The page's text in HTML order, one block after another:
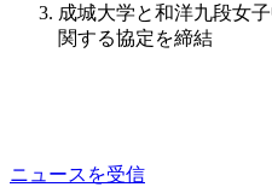
成城大学と和洋九段女
関する協定を締結
ニュースを受信